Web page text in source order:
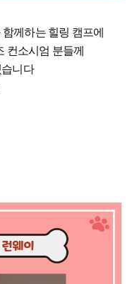
께하는 힐링 캠프에
컨소시엄 분들께
니다